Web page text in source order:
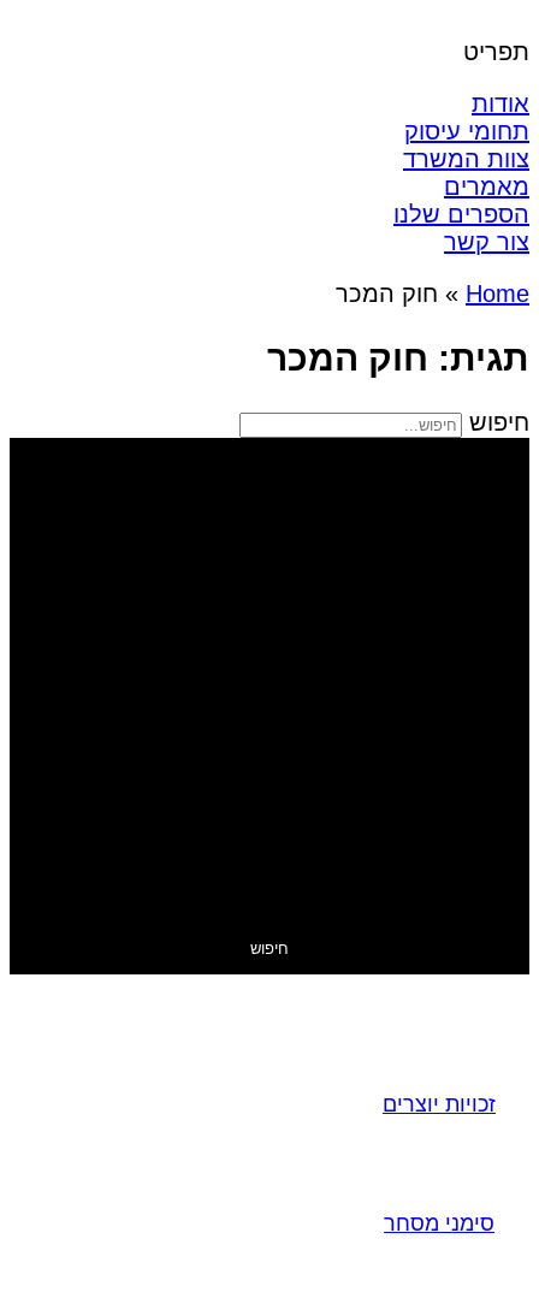
תפריט
אודות
תחומי עיסוק
צוות המשרד
מאמרים
הספרים שלנו
צור קשר
Home
» חוק המכר
תגית: חוק המכר
חיפוש
חיפוש
זכויות יוצרים
סימני מסחר